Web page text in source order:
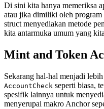
Di sini kita hanya memeriksa
atau jika dimiliki oleh program
struct menyediakan metode
kita antarmuka umum yang
Mint and Token
Sekarang hal-hal menjadi
AccountCheck seperti biasa,
spesifik lainnya untuk
menyerupai makro Anchor